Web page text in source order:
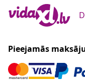
Pieejamās